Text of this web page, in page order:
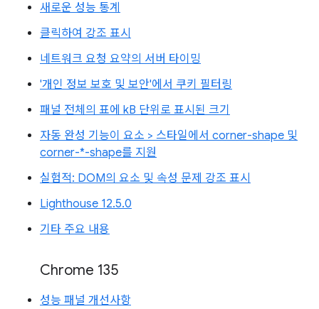
새로운 성능 통계
클릭하여 강조 표시
네트워크 요청 요약의 서버 타이밍
'개인 정보 보호 및 보안'에서 쿠키 필터링
패널 전체의 표에 kB 단위로 표시된 크기
자동 완성 기능이 요소 > 스타일에서 corner-shape 및
corner-*-shape를 지원
실험적: DOM의 요소 및 속성 문제 강조 표시
Lighthouse 12.5.0
기타 주요 내용
Chrome 135
성능 패널 개선사항